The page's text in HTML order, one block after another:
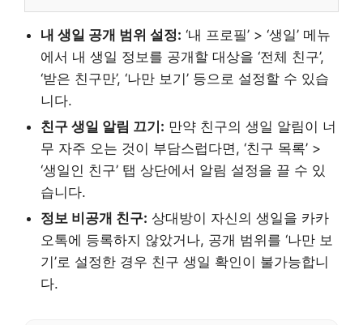
내 생일 공개 범위 설정: ‘내 프로필’ > ‘생일’ 메뉴
에서 내 생일 정보를 공개할 대상을 ‘전체 친구’,
‘받은 친구만’, ‘나만 보기’ 등으로 설정할 수 있습
니다.
친구 생일 알림 끄기: 만약 친구의 생일 알림이 너
무 자주 오는 것이 부담스럽다면, ‘친구 목록’ >
‘생일인 친구’ 탭 상단에서 알림 설정을 끌 수 있
습니다.
정보 비공개 친구: 상대방이 자신의 생일을 카카
오톡에 등록하지 않았거나, 공개 범위를 ‘나만 보
기’로 설정한 경우 친구 생일 확인이 불가능합니
다.